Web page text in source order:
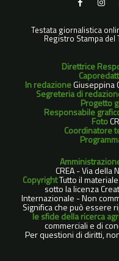
Testata giornalistica
Registro Stampa del
Direttrice
In redazioneGiuseppina
Segreteria di
Progetto
Responsabile
Foto
Coordinatore
CREA - Via della
CopyrightTutto il
sotto la licenza
Internazionale - Non
Significa che può essere
le sfide della ricerca
commerciali e di
Per questioni di diritti,